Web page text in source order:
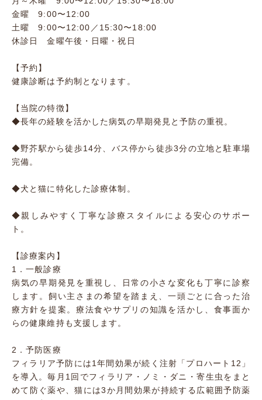
金曜 9:00〜12:00
土曜 9:00〜12:00／15:30〜18:00
休診日 金曜午後・日曜・祝日
【予約】
健康診断は予約制となります。
【当院の特徴】
◆長年の経験を活かした病気の早期発見と予防の重視。
◆野芥駅から徒歩14分、バス停から徒歩3分の立地と駐車場
完備。
◆犬と猫に特化した診療体制。
◆親しみやすく丁寧な診療スタイルによる安心のサポー
ト。
【診療案内】
1．一般診療
病気の早期発見を重視し、日常の小さな変化も丁寧に診察
します。飼い主さまの希望を踏まえ、一頭ごとに合った治
療方針を提案。療法食やサプリの知識を活かし、食事面か
らの健康維持も支援します。
2．予防医療
フィラリア予防には1年間効果が続く注射「プロハート12」
を導入。毎月1回でフィラリア・ノミ・ダニ・寄生虫をまと
めて防ぐ薬や、猫には3か月間効果が持続する広範囲予防薬